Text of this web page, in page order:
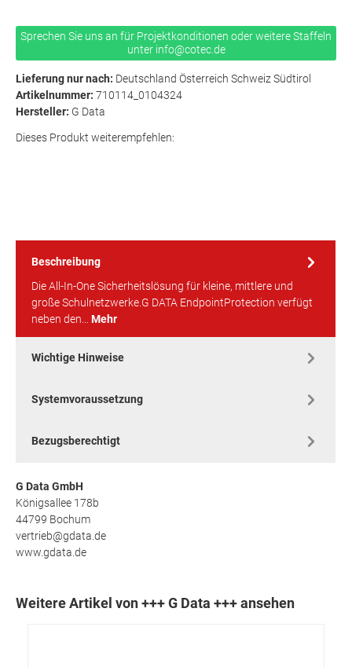
Sprechen Sie uns an für Projektkonditionen oder weitere Staffeln
unter info@cotec.de
Lieferung nur nach: Deutschland Österreich Schweiz Südtirol
Artikelnummer: 710114_0104324
Hersteller: G Data
Dieses Produkt weiterempfehlen:
Beschreibung
Die All-In-One Sicherheitslösung für kleine, mittlere und
große Schulnetzwerke.G DATA EndpointProtection verfügt
neben den… Mehr
Wichtige Hinweise
Systemvoraussetzung
Bezugsberechtigt
G Data GmbH
Königsallee 178b
44799 Bochum
vertrieb@gdata.de
www.gdata.de
Weitere Artikel von +++ G Data +++ ansehen